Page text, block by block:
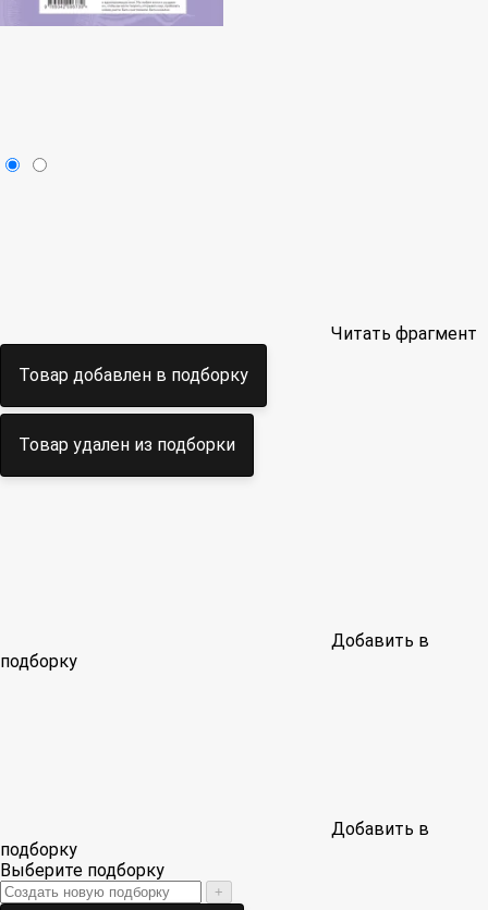
Читать фрагмент
Товар добавлен в подборку
Товар удален из подборки
Добавить в
подборку
Добавить в
подборку
Выберите подборку
+